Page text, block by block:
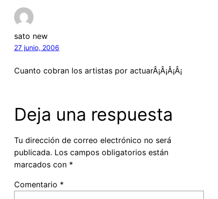
sato new
27 junio, 2006
Cuanto cobran los artistas por actuarÂ¡Â¡Â¡Â¡
Deja una respuesta
Tu dirección de correo electrónico no será
publicada. Los campos obligatorios están
marcados con *
Comentario *